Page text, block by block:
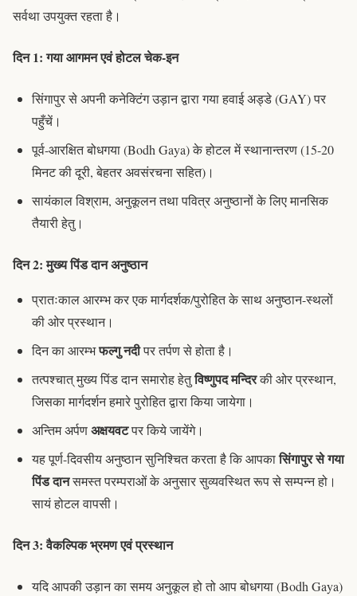
सर्वथा उपयुक्त रहता है।
दिन 1: गया आगमन एवं होटल चेक-इन
सिंगापुर से अपनी कनेक्टिंग उड़ान द्वारा गया हवाई अड्डे (GAY) पर
पहुँचें।
पूर्व-आरक्षित बोधगया (Bodh Gaya) के होटल में स्थानान्तरण (15-20
मिनट की दूरी, बेहतर अवसंरचना सहित)।
सायंकाल विश्राम, अनुकूलन तथा पवित्र अनुष्ठानों के लिए मानसिक
तैयारी हेतु।
दिन 2: मुख्य पिंड दान अनुष्ठान
प्रातःकाल आरम्भ कर एक मार्गदर्शक/पुरोहित के साथ अनुष्ठान-स्थलों
की ओर प्रस्थान।
दिन का आरम्भफल्गु नदीपरतर्पणसे होता है।
तत्पश्चात् मुख्यपिंड दानसमारोह हेतुविष्णुपद मन्दिरकी ओर प्रस्थान,
जिसका मार्गदर्शन हमारे पुरोहित द्वारा किया जायेगा।
अन्तिम अर्पणअक्षयवटपर किये जायेंगे।
यह पूर्ण-दिवसीय अनुष्ठान सुनिश्चित करता है कि आपकासिंगापुर से गया
पिंड दानसमस्त परम्पराओं के अनुसार सुव्यवस्थित रूप से सम्पन्न हो।
सायं होटल वापसी।
दिन 3: वैकल्पिक भ्रमण एवं प्रस्थान
यदि आपकी उड़ान का समय अनुकूल हो तो आप बोधगया (Bodh Gaya)